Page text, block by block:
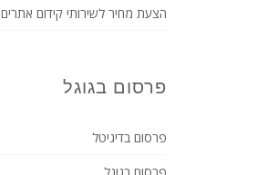
הצעת מחיר לשירותי קידום אתרים
פרסום בגוגל
פרסום בדיגיטל